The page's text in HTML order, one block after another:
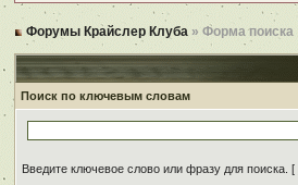
Форумы Крайслер Клуба » Форма поиска
Поиск по ключевым словам
Введите ключевое слово или фразу для поиска. [